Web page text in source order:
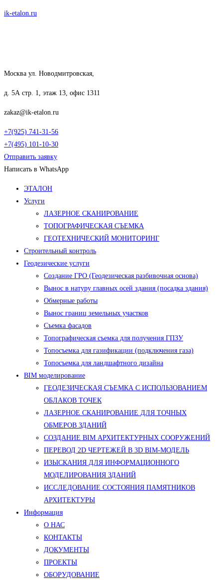
Перейти
ik-etalon.ru
Москва ул. Новодмитровская,
д. 5А стр. 1, этаж 13, офис 1311
zakaz@ik-etalon.ru
+7(925) 741-31-56
+7(495) 101-10-30
Отправить заявку
Написать в WhatsApp
Меню
ЭТАЛОН
Услуги
ЛАЗЕРНОЕ СКАНИРОВАНИЕ
ТОПОГРАФИЧЕСКАЯ СЪЕМКА
ГЕОТЕХНИЧЕСКИЙ МОНИТОРИНГ
Строительный контроль
Геодезические услуги
Создание ГРО (Геодезическая разбивочная основа)
Вынос в натуру главных осей здания (посадка здания)
Обмерные работы
Вынос границ земельных участков
Съемка фасадов
Топографическая съемка для получения ГПЗУ
Топосъемка для газификации (подключения газа)
Топосъемка для ландшафтного дизайна
BIM моделирование
ГЕОДЕЗИЧЕСКАЯ СЪЕМКА С ИСПОЛЬЗОВАНИЕМ
ОБЛАКОВ ТОЧЕК
ЛАЗЕРНОЕ СКАНИРОВАНИЕ ДЛЯ ТОЧНЫХ
ОБМЕРОВ ЗДАНИЙ
СОЗДАНИЕ BIM АРХИТЕКТУРНЫХ СООРУЖЕНИЙ
ПЕРЕВОД 2D ЧЕРТЕЖЕЙ В 3D BIM-МОДЕЛЬ
ИЗЫСКАНИЯ ДЛЯ ИНФОРМАЦИОННОГО
МОДЕЛИРОВАНИЯ ЗДАНИЙ
ИССЛЕДОВАНИЕ СОСТОЯНИЯ ПАМЯТНИКОВ
АРХИТЕКТУРЫ
Информация
О НАС
КОНТАКТЫ
ДОКУМЕНТЫ
ПРОЕКТЫ
ОБОРУДОВАНИЕ